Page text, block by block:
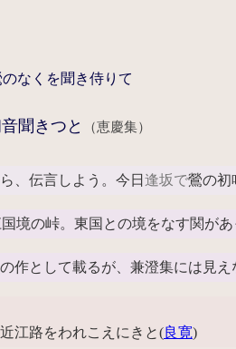
なくを聞き侍りて
聞きつと （恵慶集）
、伝言しよう。今日 逢坂で鶯の初
境の峠。東国との境をなす関があ
の作として載るが、兼澄集には見え
江路をわれこえにきと(良寛)